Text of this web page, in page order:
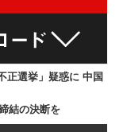
正選挙」疑惑に 中国
結の決断を